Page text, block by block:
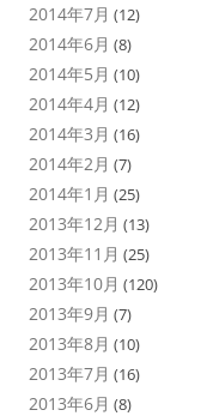
2014年7月 (12)
2014年6月 (8)
2014年5月 (10)
2014年4月 (12)
2014年3月 (16)
2014年2月 (7)
2014年1月 (25)
2013年12月 (13)
2013年11月 (25)
2013年10月 (120)
2013年9月 (7)
2013年8月 (10)
2013年7月 (16)
2013年6月 (8)